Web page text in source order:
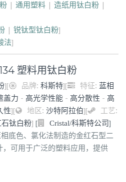
| 通用塑料 | 造纸用钛白粉 |
| 锐钛型钛白粉]
法]
塑料用钛白粉
][ 品牌: 科斯特][ 特征: 蓝相
盖力 - 高光学性能 - 高分散性 - 高
性][ 地区: 沙特阿拉伯][
工艺:
钛白粉] [ Cristal/科斯特公司 ]
底色、氯化法制造的金红石型二
可用于广泛的塑料应用，提供